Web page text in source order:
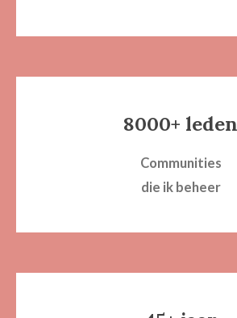
8000+ leden
Communities
die ik beheer